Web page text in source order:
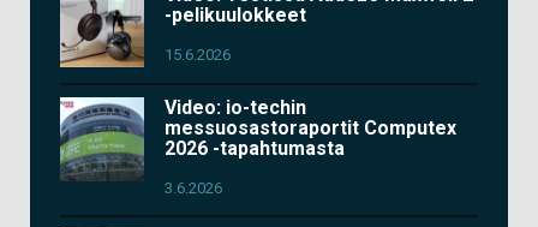
-pelikuulokkeet
15.6.2026
Video: io-techin
messuosastoraportit Computex
2026 -tapahtumasta
3.6.2026